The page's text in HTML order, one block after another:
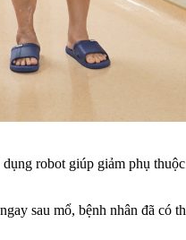
robot giúp giảm phụ
sau mổ, bệnh nhân đã có